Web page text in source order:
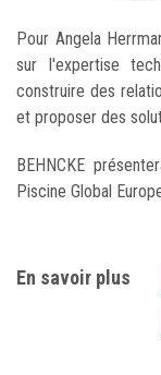
Pour Angela
sur l'expertise
construire des
et proposer des
BEHNCKE
Piscine Global
En savoir plus